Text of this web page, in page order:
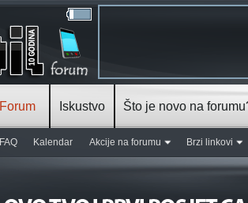
Forum
FAQ Kalendar Akcije na forumu Brzi linkovi
Iskustvo Što je novo na